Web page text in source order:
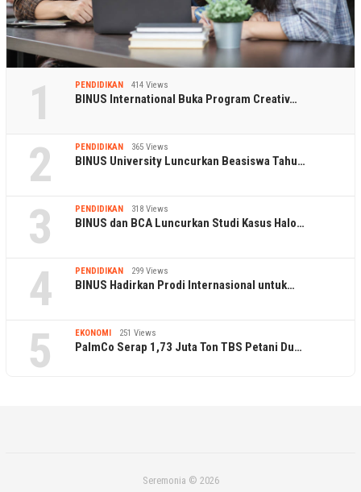
1 PENDIDIKAN 414 Views
BINUS International Buka Program Creativ…
2 PENDIDIKAN 365 Views
BINUS University Luncurkan Beasiswa Tahu…
3 PENDIDIKAN 318 Views
BINUS dan BCA Luncurkan Studi Kasus Halo…
4 PENDIDIKAN 299 Views
BINUS Hadirkan Prodi Internasional untuk…
5 EKONOMI 251 Views
PalmCo Serap 1,73 Juta Ton TBS Petani Du…
Seremonia © 2026